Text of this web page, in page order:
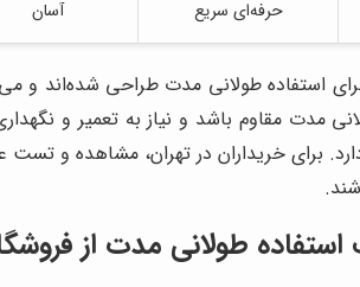
حرفه‌ای سریع آسان
طولانی مدت طراحی شده‌اند و
مدت مقاوم باشد و نیاز به تعمیر و
برای خریداران در تهران، مشاهده و
طولانی مدت از